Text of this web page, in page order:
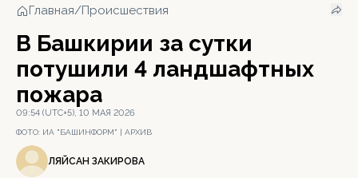
Главная/Происшествия
В Башкирии за сутки
потушили 4 ландшафтных
пожара
09:54 (UTC+5), 10 МАЯ 2026
ФОТО: ИА "БАШИНФОРМ" | АРХИВ
ЛЯЙСАН ЗАКИРОВА